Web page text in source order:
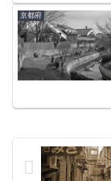
京都府